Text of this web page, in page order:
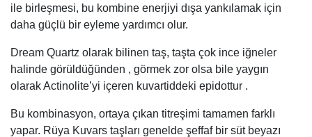
ile birleşmesi, bu kombine enerjiyi dışa yankılamak için
daha güçlü bir eyleme yardımcı olur.
Dream Quartz olarak bilinen taş, taşta çok ince iğneler
halinde görüldüğünden , görmek zor olsa bile yaygın
olarak Actinolite’yi içeren kuvartiddeki epidottur .
Bu kombinasyon, ortaya çıkan titreşimi tamamen farklı
yapar. Rüya Kuvars taşları genelde şeffaf bir süt beyazı